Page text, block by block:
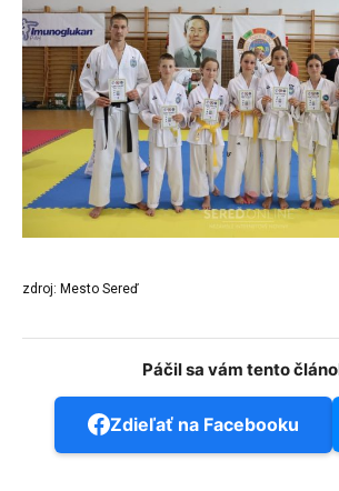
zdroj: Mesto Sereď
Páčil sa vám tento
Zdieľať na Facebooku